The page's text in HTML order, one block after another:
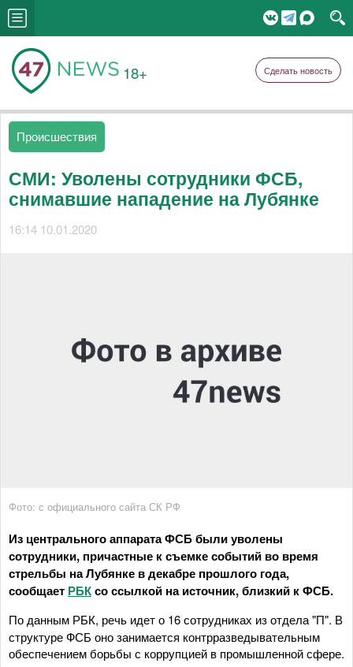
18+ Сделать новость
Происшествия
СМИ: Уволены сотрудники ФСБ,
снимавшие нападение на Лубянке
16:14 10.01.2020
Фото: с официального сайта СК РФ
Из центрального аппарата ФСБ были уволены
сотрудники, причастные к съемке событий во время
стрельбы на Лубянке в декабре прошлого года,
сообщает РБКсо ссылкой на источник, близкий к ФСБ.
По данным РБК, речь идет о 16 сотрудниках из отдела "П". В
структуре ФСБ оно занимается контрразведывательным
обеспечением борьбы с коррупцией в промышленной сфере.